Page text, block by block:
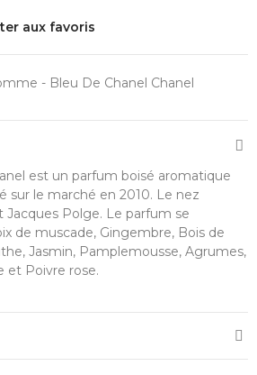
aux favoris
- Bleu De Chanel Chanel
est un parfum boisé aromatique
sur le marché en 2010. Le nez
Jacques Polge. Le parfum se
de muscade, Gingembre, Bois de
Jasmin, Pamplemousse, Agrumes,
et Poivre rose.